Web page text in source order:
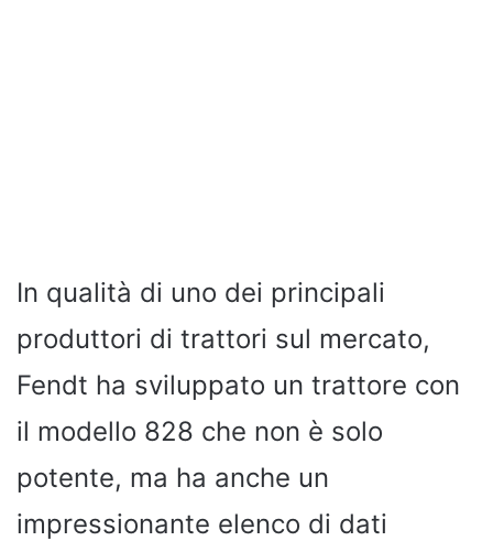
In qualità di uno dei principali
produttori di trattori sul mercato,
Fendt ha sviluppato un trattore con
il modello 828 che non è solo
potente, ma ha anche un
impressionante elenco di dati